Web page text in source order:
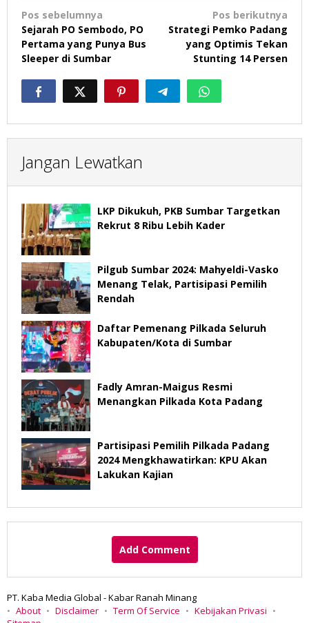
Navigasi
pos
Pos sebelumnya
Sejarah PO Sembodo, PO
Pertama yang Punya Bus
Sleeper di Sumbar
Pos berikutnya
Strategi Pemko Padang
yang Optimis Tekan
Stunting 14 Persen
Jangan Lewatkan
LKP Dikukuh, PKB Sumbar Targetkan
Rekrut 8 Ribu Lebih Kader
Pilgub Sumbar 2024: Mahyeldi-Vasko
Menang Telak, Partisipasi Pemilih
Rendah
Daftar Pemenang Pilkada Seluruh
Kabupaten/Kota di Sumbar
Fadly Amran-Maigus Resmi
Menangkan Pilkada Kota Padang
Partisipasi Pemilih Pilkada Padang
2024 Mengkhawatirkan: KPU Akan
Lakukan Kajian
Add Comment
PT. Kaba Media Global - Kabar Ranah Minang
About
Disclaimer Term Of Service
Kebijakan Privasi